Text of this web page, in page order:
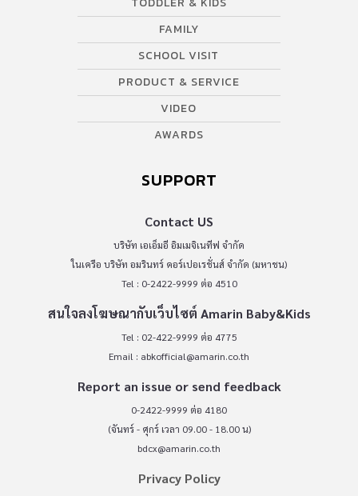
FAMILY
SCHOOL VISIT
PRODUCT & SERVICE
VIDEO
AWARDS
SUPPORT
Contact US
บริษัท เอเอ็มอี อิมเมจิเนทีฟ จำกัด
ในเครือ บริษัท อมรินทร์ คอร์เปอเรชั่นส์ จำกัด (มหาชน)
Tel : 0-2422-9999 ต่อ 4510
สนใจลงโฆษณากับเว็บไซต์ Amarin Baby&Kids
Tel : 02-422-9999 ต่อ 4775
Email : abkofficial@amarin.co.th
Report an issue or send feedback
0-2422-9999 ต่อ 4180
(จันทร์ - ศุกร์ เวลา 09.00 - 18.00 น)
bdcx@amarin.co.th
Privacy Policy